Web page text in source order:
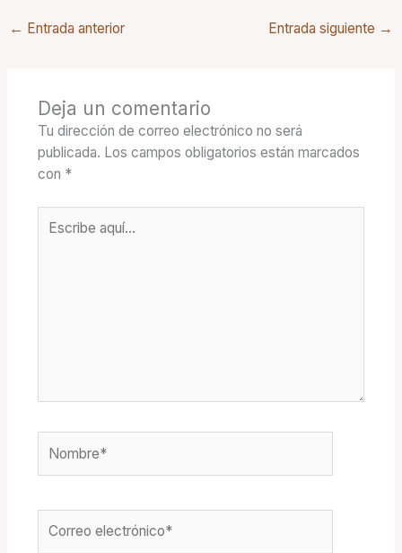
← Entrada anterior Entrada siguiente →
Deja un comentario
Tu dirección de correo electrónico no será
publicada. Los campos obligatorios están marcados
con *
aquí...
electrónico*